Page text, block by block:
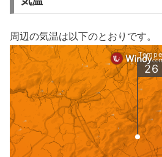
周辺の気温は以下のとおりです。